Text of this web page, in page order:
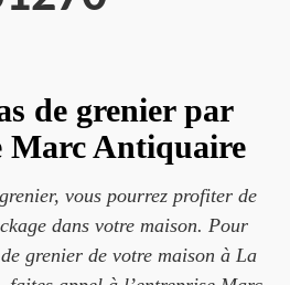
de grenier par
Marc Antiquaire
vous pourrez profiter de
dans votre maison. Pour
grenier de votre maison à La